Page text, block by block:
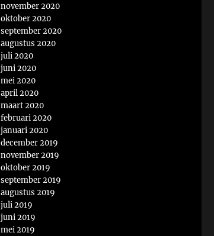
november 2020
oktober 2020
september 2020
augustus 2020
juli 2020
juni 2020
mei 2020
april 2020
maart 2020
februari 2020
januari 2020
december 2019
november 2019
oktober 2019
september 2019
augustus 2019
juli 2019
juni 2019
mei 2019